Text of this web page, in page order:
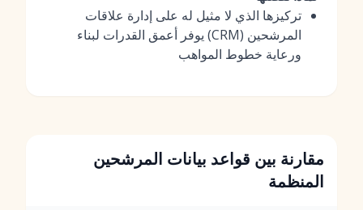
تركيزها الذي لا مثيل له على إدارة علاقات
المرشحين (CRM) يوفر أعمق القدرات لبناء
ورعاية خطوط المواهب
مقارنة بين قواعد بيانات المرشحين
المنظمة